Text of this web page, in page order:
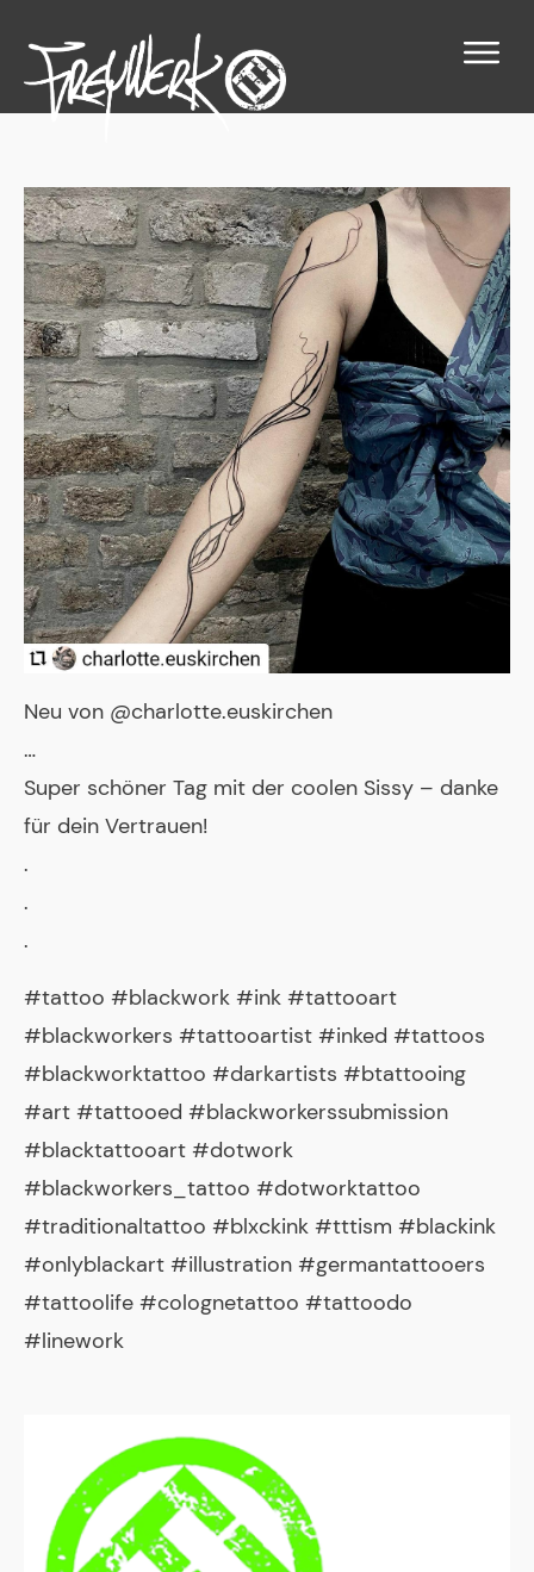
Neu von @charlotte.euskirchen
…
Super schöner Tag mit der coolen Sissy – danke
für dein Vertrauen!
.
.
.
#tattoo #blackwork #ink #tattooart
#blackworkers #tattooartist #inked #tattoos
#blackworktattoo #darkartists #btattooing
#art #tattooed #blackworkerssubmission
#blacktattooart #dotwork
#blackworkers_tattoo #dotworktattoo
#traditionaltattoo #blxckink #tttism #blackink
#onlyblackart #illustration #germantattooers
#tattoolife #colognetattoo #tattoodo
#linework